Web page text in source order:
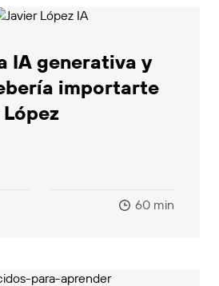
IA generativa y
importarte
60 min